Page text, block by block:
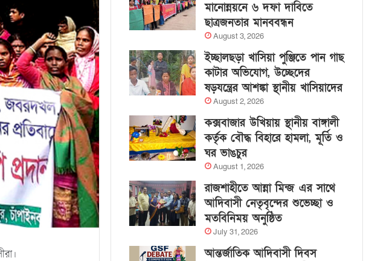
মানোন্নয়নে ৬ দফা দাবিতে
ছাত্রজনতার মানববন্ধন
August 3, 2026
ইচ্ছালছড়া খাসিয়া পুঞ্জিতে পান গাছ
কাটার অভিযোগ, উচ্ছেদের
ষড়যন্ত্রের আশঙ্কা স্থানীয় খাসিয়াদের
August 2, 2026
কক্সবাজার উখিয়ায় স্থানীয় বাঙ্গালী
কর্তৃক বৌদ্ধ বিহারে হামলা, মূর্তি ও
ঘর ভাঙচুর
August 1, 2026
রাজশাহীতে আন্না মিন্জ এর সাথে
আদিবাসী নেতৃবৃন্দের শুভেচ্ছা ও
মতবিনিময় অনুষ্ঠিত
July 31, 2026
আন্তর্জাতিক আদিবাসী দিবস